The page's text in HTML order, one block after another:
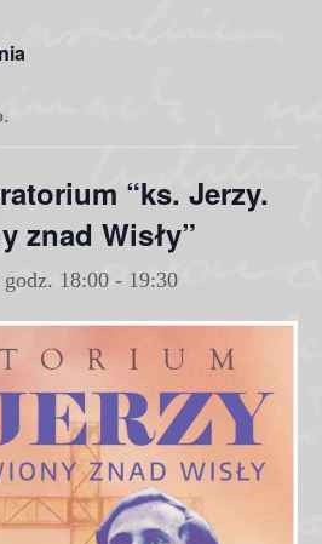
“ks. Jerzy.
znad Wisły”
18:00 - 19:30